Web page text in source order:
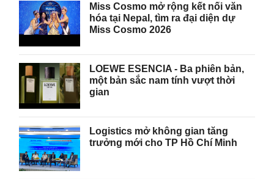
Miss Cosmo mở rộng kết nối văn
hóa tại Nepal, tìm ra đại diện dự
Miss Cosmo 2026
LOEWE ESENCIA - Ba phiên bản,
một bản sắc nam tính vượt thời
gian
Logistics mở không gian tăng
trưởng mới cho TP Hồ Chí Minh